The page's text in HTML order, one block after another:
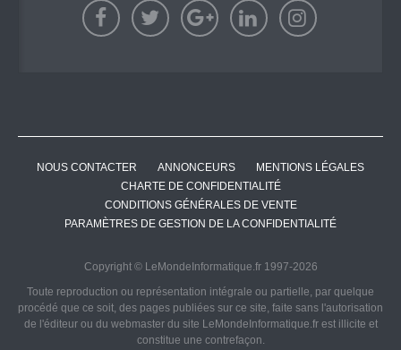
NOUS CONTACTER ANNONCEURS
MENTIONS LÉGALES
CHARTE DE CONFIDENTIALITÉ
CONDITIONS GÉNÉRALES DE VENTE
PARAMÈTRES DE GESTION DE LA CONFIDENTIALITÉ
Copyright © LeMondeInformatique.fr 1997-2026
Toute reproduction ou représentation intégrale ou partielle, par quelque
procédé que ce soit, des pages publiées sur ce site, faite sans l'autorisation
de l'éditeur ou du webmaster du site LeMondeInformatique.fr est illicite et
constitue une contrefaçon.